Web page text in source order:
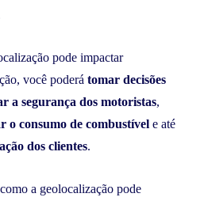
pode impactar
você poderá tomar decisões
a segurança dos motoristas,
o consumo de combustível e até
dos clientes.
a geolocalização pode